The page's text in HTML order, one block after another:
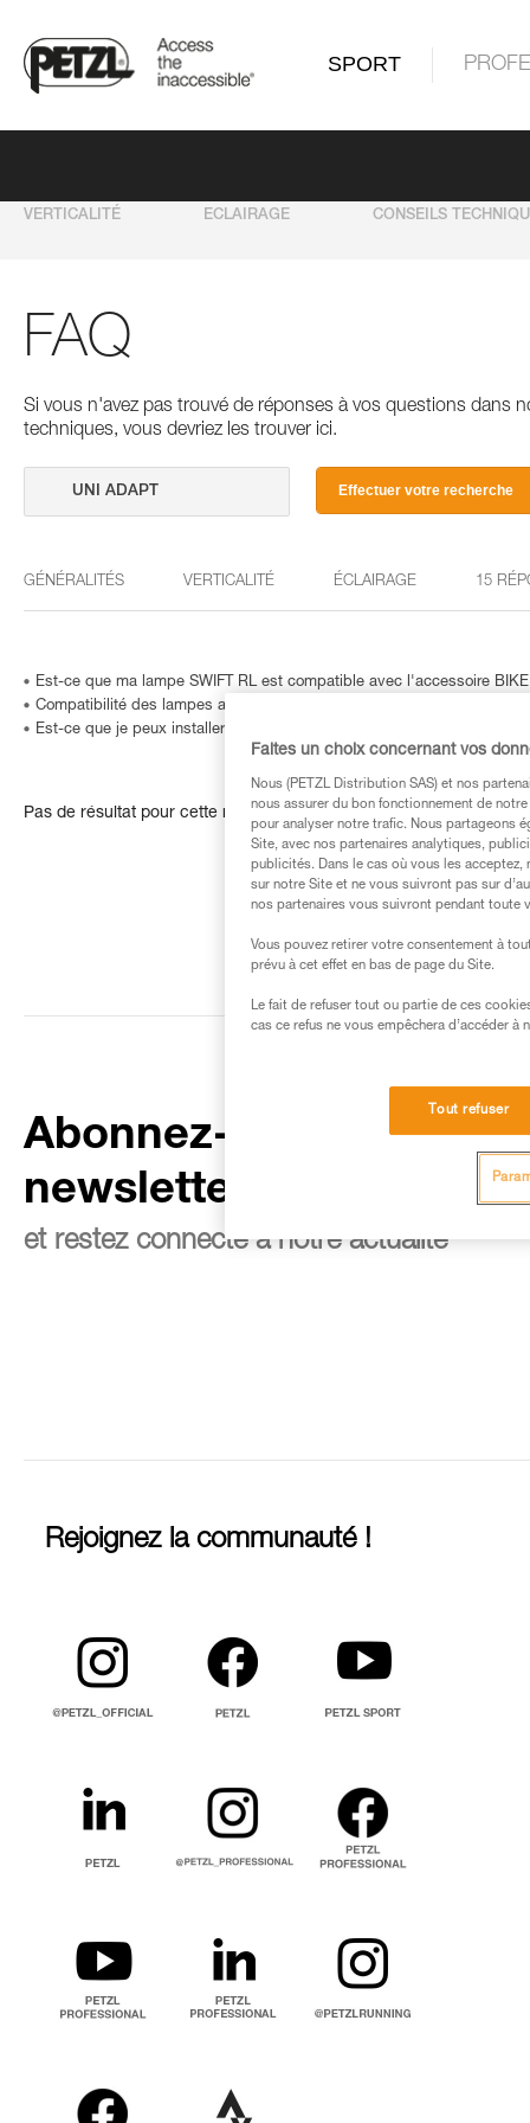
SPORT
VERTICALITÉ ECLAIRAGE CONSEILS
FAQ
Si vous n'avez pas trouvé de réponses à vos questions dans
techniques, vous devriez les trouver ici.
Effectuer votre recherche
GÉNÉRALITÉS VERTICALITÉ ÉCLAIRAGE 15
Est-ce que ma lampe SWIFT RL est compatible avec l'accessoire BIKE
Compatibilité des lampes avec HELMET ADAPT
Est-ce que je peux installer une lampe frontale sur mon vélo ?
Pas de résultat pour cette recherche
Abonnez-vous à la
newsletter
et restez connecté à notre actualité
Rejoignez la communauté !
Faites un choix concernant vos
Nous (PETZL Distribution SAS) et nos
nous assurer du bon fonctionnement de
pour analyser notre trafic. Nous partageons
Site, avec nos partenaires analytiques,
publicités. Dans le cas où vous les
sur notre Site et ne vous suivront pas sur
nos partenaires vous suivront pendant toute
Vous pouvez retirer votre consentement à
prévu à cet effet en bas de page du Site.
Le fait de refuser tout ou partie de ces
cas ce refus ne vous empêchera d’accéder à
Tout refuser